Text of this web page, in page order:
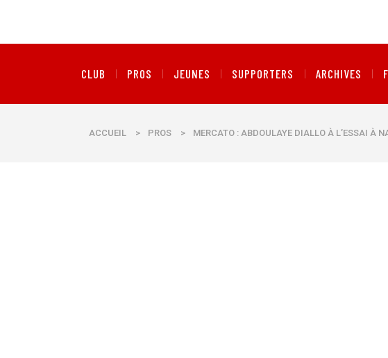
CLUB PROS JEUNES SUPPORTERS ARCHIVES
ACCUEIL > PROS > MERCATO : ABDOULAYE DIALLO À L’ESSAI À